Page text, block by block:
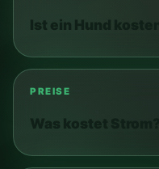
Ist ein Hund
PREISE
Was kostet Strom?